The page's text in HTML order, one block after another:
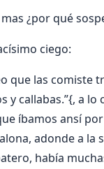
¿por qué
ciego:
que las comiste
y callabas.”{, a lo
íbamos ansí
adonde a la
había